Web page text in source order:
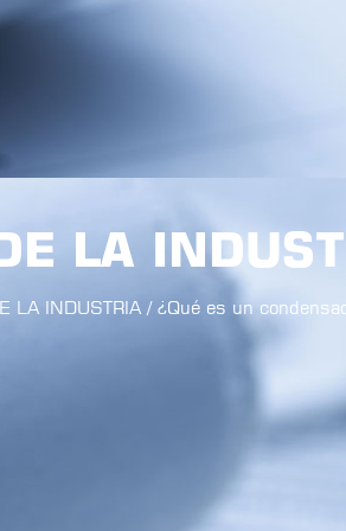
LA
LA INDUSTRIA / ¿Qué es un